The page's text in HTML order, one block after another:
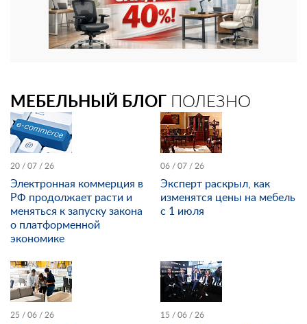
МЕБЕЛЬНЫЙ БЛОГ ПОЛЕЗНО
20 / 07 / 26
Электронная коммерция в
РФ продолжает расти и
меняться к запуску закона
о платформенной
экономике
06 / 07 / 26
Эксперт раскрыл, как
изменятся цены на мебель
с 1 июля
25 / 06 / 26 15 / 06 / 26